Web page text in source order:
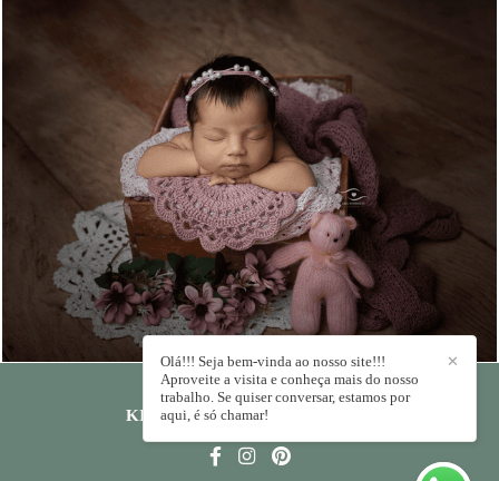
866 0
KIKA RODRIGUES
✕
Olá!!! Seja bem-vinda ao nosso site!!!
Aproveite a visita e conheça mais do nosso
trabalho. Se quiser conversar, estamos por
aqui, é só chamar!